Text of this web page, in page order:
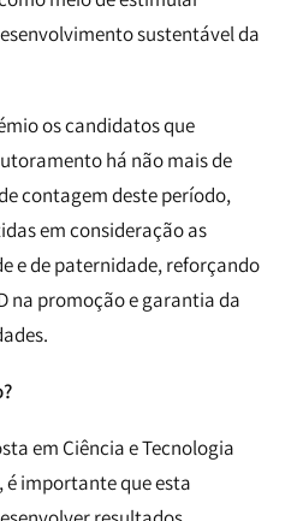
sustentável da
os candidatos que
há não mais de
contagem deste período,
em consideração as
e de paternidade, reforçando
na promoção e garantia da
em Ciência e Tecnologia
é importante que esta